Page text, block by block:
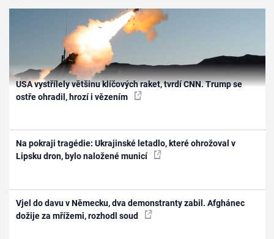
USA vystřílely většinu klíčových raket, tvrdí CNN. Trump se
ostře ohradil, hrozí i vězením
Na pokraji tragédie: Ukrajinské letadlo, které ohrožoval v
Lipsku dron, bylo naložené municí
Vjel do davu v Německu, dva demonstranty zabil. Afghánec
dožije za mřížemi, rozhodl soud